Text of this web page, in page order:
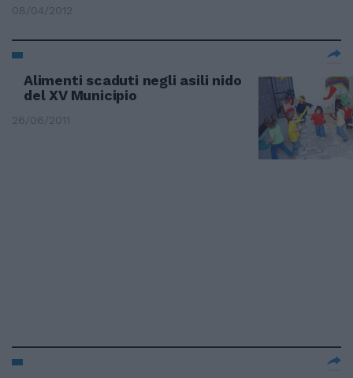
08/04/2012
Alimenti scaduti negli asili nido
del XV Municipio
26/06/2011